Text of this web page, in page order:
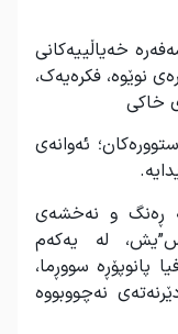
خه‌یاڵییه‌كانی
نوێوه‌، فكره‌یه‌ک،
خاكی
ئه‌وانه‌ی
ڕه‌نگ و نه‌خشه‌ی
له‌ یه‌كه‌م
پانوپۆڕه‌ سووڕما،
نه‌چووبووه‌